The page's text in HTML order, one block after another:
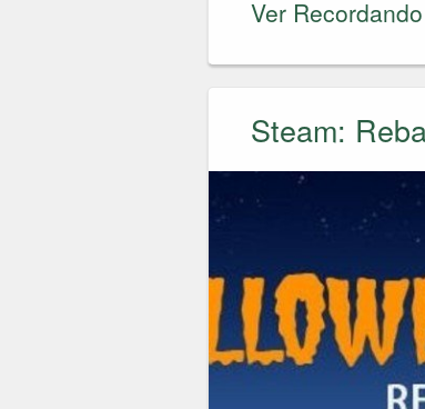
Ver Recordando
Steam: